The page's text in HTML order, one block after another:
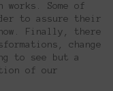
Some of
to assure their
Finally, there
change
to see but a
of our